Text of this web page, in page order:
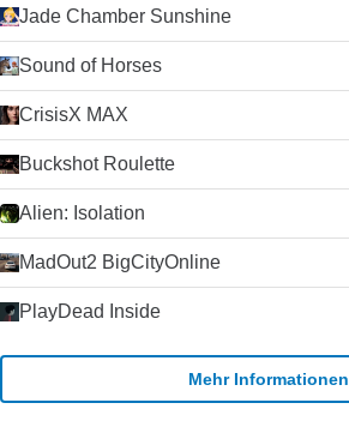
Jade Chamber Sunshine
Sound of Horses
CrisisX MAX
Buckshot Roulette
Alien: Isolation
MadOut2 BigCityOnline
PlayDead Inside
Mehr Informationen